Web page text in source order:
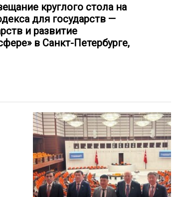
круглого стола на
для государств —
и развитие
в Санкт-Петербурге,